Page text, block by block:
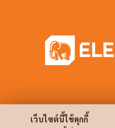
เว็บไซต์นี้ใช้คุกกี้